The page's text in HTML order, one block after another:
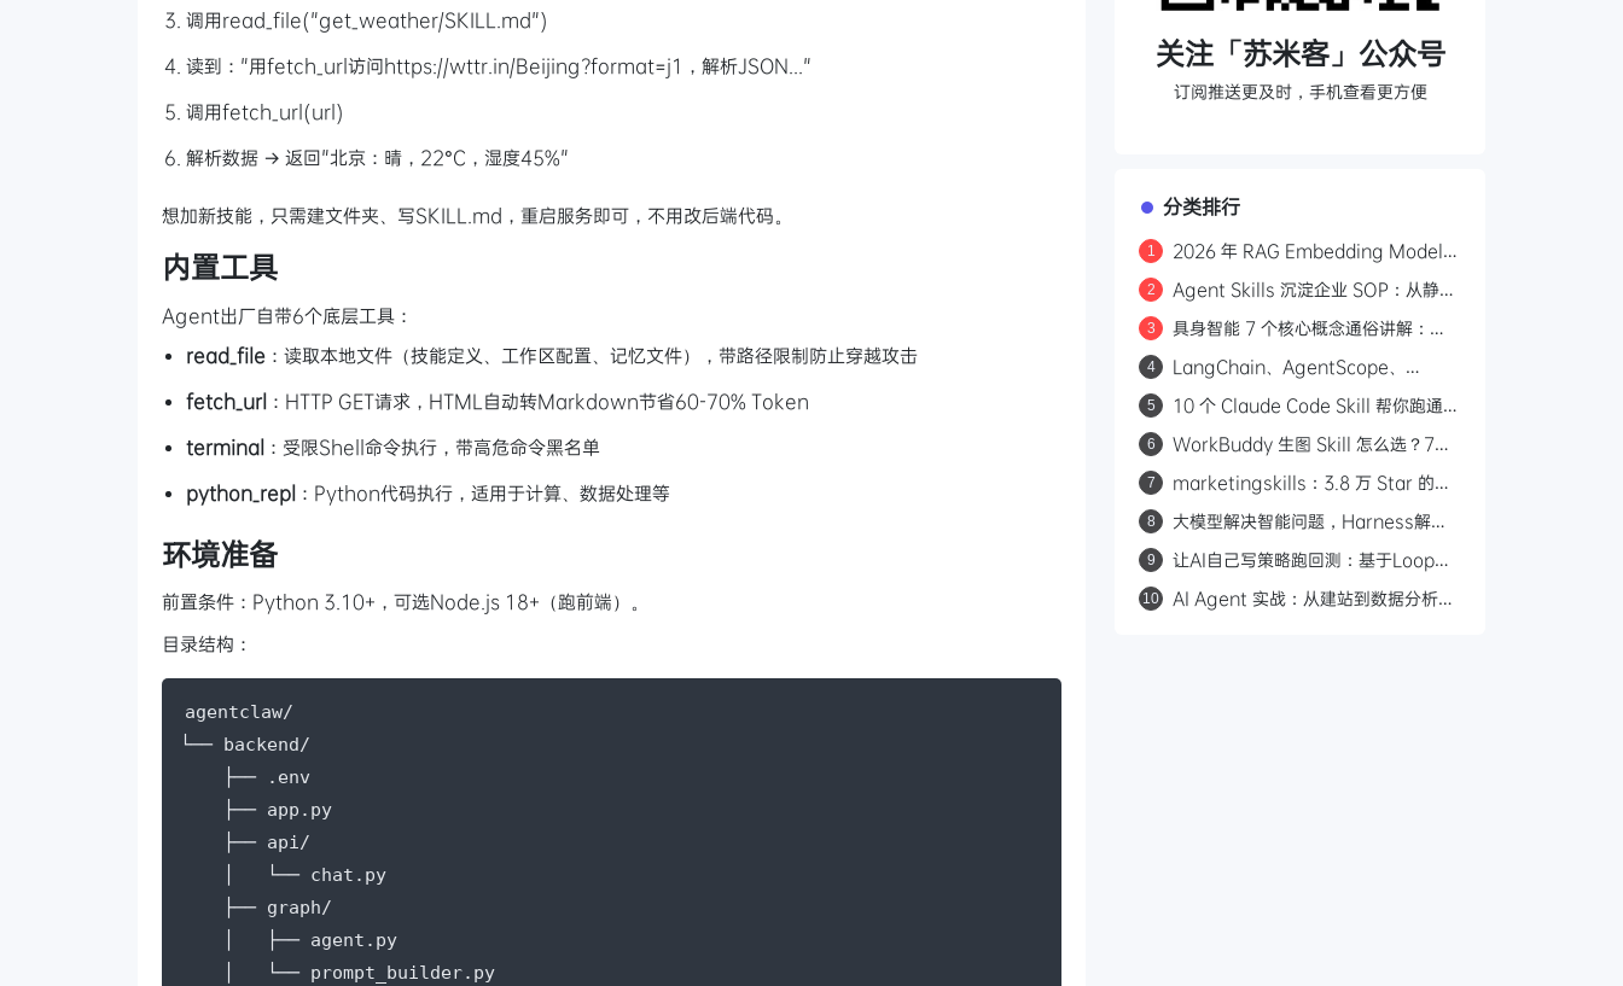
调用read_file("get_weather/SKILL.md")
读到："用fetch_url访问https://wttr.in/Beijing?format=j1，解析JSON..."
调用fetch_url(url)
解析数据 → 返回"北京：晴，22°C，湿度45%"
想加新技能，只需建文件夹、写SKILL.md，重启服务即可，不用改后端代码。
内置工具
Agent出厂自带6个底层工具：
read_file ：读取本地文件（技能定义、工作区配置、记忆文件），带路径限制防止穿越攻击
fetch_url ：HTTP GET请求，HTML自动转Markdown节省60-70% Token
terminal ：受限Shell命令执行，带高危命令黑名单
python_repl ：Python代码执行，适用于计算、数据处理等
环境准备
前置条件：Python 3.10+，可选Node.js 18+（跑前端）。
目录结构：
agentclaw/
└── backend/
    ├── .env
    ├── app.py
    ├── api/
    │   └── chat.py
    ├── graph/
    │   ├── agent.py
    │   └── prompt_builder.py
关注「苏米客」公众号
订阅推送更及时，手机查看更方便
分类排行
1
2026 年 RAG Embedding Model
2
Agent Skills 沉淀企业 SOP：从静态
3
具身智能 7 个核心概念通俗讲解：从
4
LangChain、AgentScope、
真正记忆系统？
5
10 个 Claude Code Skill 帮你跑通一
6
WorkBuddy 生图 Skill 怎么选？7个
7
marketingskills：3.8 万 Star 的开
专家大脑
8
大模型解决智能问题，Harness解决
9
让AI自己写策略跑回测：基于Loop
10
AI Agent 实战：从建站到数据分析，